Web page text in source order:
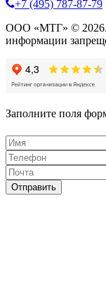
+7 (495) 787-87-79
ООО «МТГ» © 2026.
информации
Заполните поля
Отправить